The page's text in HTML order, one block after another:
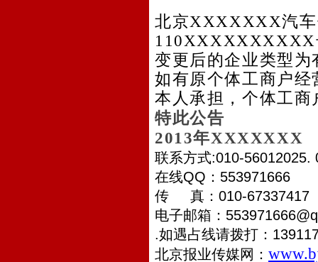
北京XXXXXXX汽
110XXXXXXXXXX
变更后的企业类型
如有原个体工商户
本人承担，个体工商
特此公告
2013年XXXXXXX
联系方式:010-
在线QQ ： 553971666
传
真： 010-67337417
电子邮箱：
.如遇占线请拨打：
北京报业传媒网：